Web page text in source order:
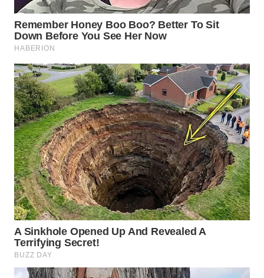
WAHANA
WAHANA
UMKM
WAHANA
SELEB
WAHANA
PERSONA
WAHANA
OTOMOTIF
WAHANA
HEALTH
WAHANA